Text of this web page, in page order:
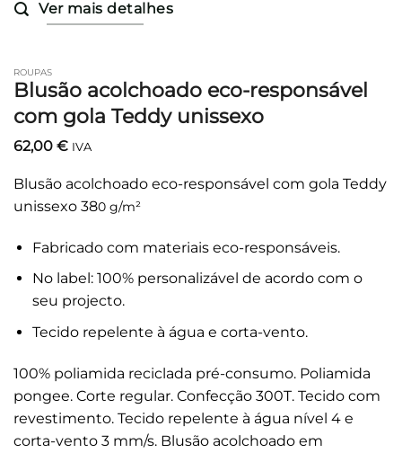
Ver mais detalhes
ROUPAS
Blusão acolchoado eco-responsável
com gola Teddy unissexo
62,00 € IVA
Blusão acolchoado eco-responsável com gola Teddy
unissexo 380 g/m²
Fabricado com materiais eco-responsáveis.
No label: 100% personalizável de acordo com o
seu projecto.
Tecido repelente à água e corta-vento.
100% poliamida reciclada pré-consumo. Poliamida
pongee. Corte regular. Confecção 300T. Tecido com
revestimento. Tecido repelente à água nível 4 e
corta-vento 3 mm/s. Blusão acolchoado em